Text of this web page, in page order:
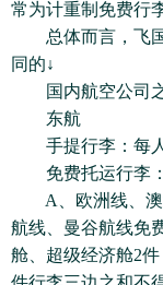
常为计重制免费行
总体而言，飞国
同的↓
国内航空公司之
东航
手提行李：每人
免费托运行李：
A、欧洲线、澳
航线、曼谷航线免
舱、超级经济舱2